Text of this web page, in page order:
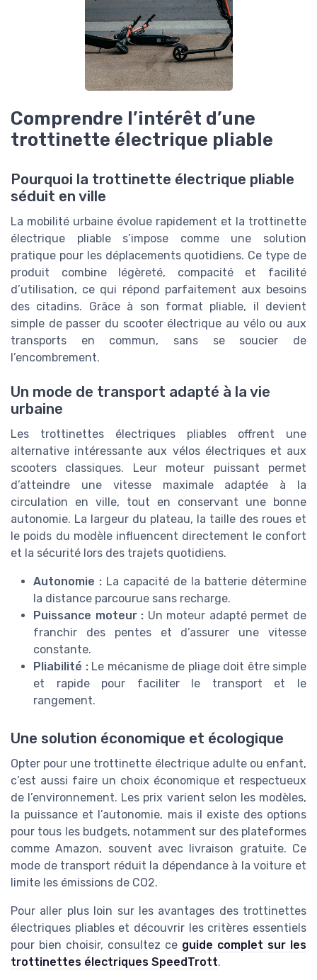
Comprendre l’intérêt d’une
trottinette électrique pliable
Pourquoi la trottinette électrique pliable
séduit en ville
La mobilité urbaine évolue rapidement et la trottinette
électrique pliable s’impose comme une solution
pratique pour les déplacements quotidiens. Ce type de
produit combine légèreté, compacité et facilité
d’utilisation, ce qui répond parfaitement aux besoins
des citadins. Grâce à son format pliable, il devient
simple de passer du scooter électrique au vélo ou aux
transports en commun, sans se soucier de
l’encombrement.
Un mode de transport adapté à la vie
urbaine
Les trottinettes électriques pliables offrent une
alternative intéressante aux vélos électriques et aux
scooters classiques. Leur moteur puissant permet
d’atteindre une vitesse maximale adaptée à la
circulation en ville, tout en conservant une bonne
autonomie. La largeur du plateau, la taille des roues et
le poids du modèle influencent directement le confort
et la sécurité lors des trajets quotidiens.
Autonomie : La capacité de la batterie détermine
la distance parcourue sans recharge.
Puissance moteur : Un moteur adapté permet de
franchir des pentes et d’assurer une vitesse
constante.
Pliabilité :Le mécanisme de pliage doit être simple
et rapide pour faciliter le transport et le
rangement.
Une solution économique et écologique
Opter pour une trottinette électrique adulte ou enfant,
c’est aussi faire un choix économique et respectueux
de l’environnement. Les prix varient selon les modèles,
la puissance et l’autonomie, mais il existe des options
pour tous les budgets, notamment sur des plateformes
comme Amazon, souvent avec livraison gratuite. Ce
mode de transport réduit la dépendance à la voiture et
limite les émissions de CO2.
Pour aller plus loin sur les avantages des trottinettes
électriques pliables et découvrir les critères essentiels
pour bien choisir, consultez ce guide complet sur les
trottinettes électriques SpeedTrott.